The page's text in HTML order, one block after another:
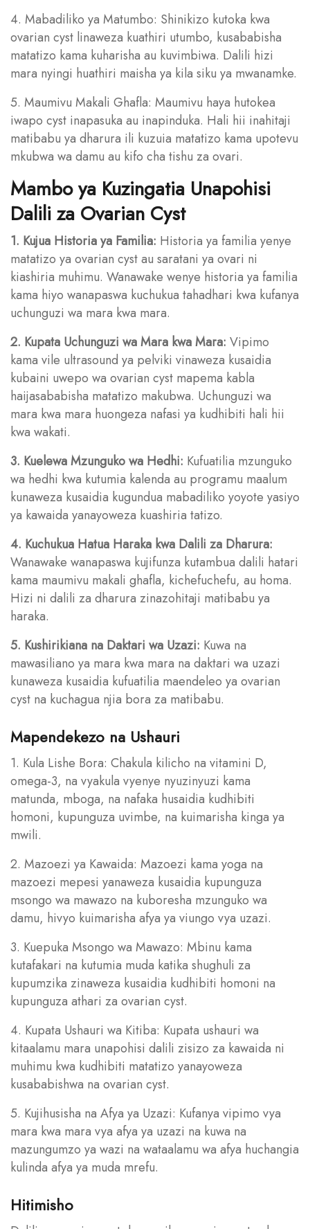
4. Mabadiliko ya Matumbo: Shinikizo kutoka kwa
ovarian cyst linaweza kuathiri utumbo, kusababisha
matatizo kama kuharisha au kuvimbiwa. Dalili hizi
mara nyingi huathiri maisha ya kila siku ya mwanamke.
5. Maumivu Makali Ghafla: Maumivu haya hutokea
iwapo cyst inapasuka au inapinduka. Hali hii inahitaji
matibabu ya dharura ili kuzuia matatizo kama upotevu
mkubwa wa damu au kifo cha tishu za ovari.
Mambo ya Kuzingatia Unapohisi
Dalili za Ovarian Cyst
1. Kujua Historia ya Familia: Historia ya familia yenye
matatizo ya ovarian cyst au saratani ya ovari ni
kiashiria muhimu. Wanawake wenye historia ya familia
kama hiyo wanapaswa kuchukua tahadhari kwa kufanya
uchunguzi wa mara kwa mara.
2. Kupata Uchunguzi wa Mara kwa Mara: Vipimo
kama vile ultrasound ya pelviki vinaweza kusaidia
kubaini uwepo wa ovarian cyst mapema kabla
haijasababisha matatizo makubwa. Uchunguzi wa
mara kwa mara huongeza nafasi ya kudhibiti hali hii
kwa wakati.
3. Kuelewa Mzunguko wa Hedhi: Kufuatilia mzunguko
wa hedhi kwa kutumia kalenda au programu maalum
kunaweza kusaidia kugundua mabadiliko yoyote yasiyo
ya kawaida yanayoweza kuashiria tatizo.
4. Kuchukua Hatua Haraka kwa Dalili za Dharura:
Wanawake wanapaswa kujifunza kutambua dalili hatari
kama maumivu makali ghafla, kichefuchefu, au homa.
Hizi ni dalili za dharura zinazohitaji matibabu ya
haraka.
5. Kushirikiana na Daktari wa Uzazi: Kuwa na
mawasiliano ya mara kwa mara na daktari wa uzazi
kunaweza kusaidia kufuatilia maendeleo ya ovarian
cyst na kuchagua njia bora za matibabu.
Mapendekezo na Ushauri
1. Kula Lishe Bora: Chakula kilicho na vitamini D,
omega-3, na vyakula vyenye nyuzinyuzi kama
matunda, mboga, na nafaka husaidia kudhibiti
homoni, kupunguza uvimbe, na kuimarisha kinga ya
mwili.
2. Mazoezi ya Kawaida: Mazoezi kama yoga na
mazoezi mepesi yanaweza kusaidia kupunguza
msongo wa mawazo na kuboresha mzunguko wa
damu, hivyo kuimarisha afya ya viungo vya uzazi.
3. Kuepuka Msongo wa Mawazo: Mbinu kama
kutafakari na kutumia muda katika shughuli za
kupumzika zinaweza kusaidia kudhibiti homoni na
kupunguza athari za ovarian cyst.
4. Kupata Ushauri wa Kitiba: Kupata ushauri wa
kitaalamu mara unapohisi dalili zisizo za kawaida ni
muhimu kwa kudhibiti matatizo yanayoweza
kusababishwa na ovarian cyst.
5. Kujihusisha na Afya ya Uzazi: Kufanya vipimo vya
mara kwa mara vya afya ya uzazi na kuwa na
mazungumzo ya wazi na wataalamu wa afya huchangia
kulinda afya ya muda mrefu.
Hitimisho